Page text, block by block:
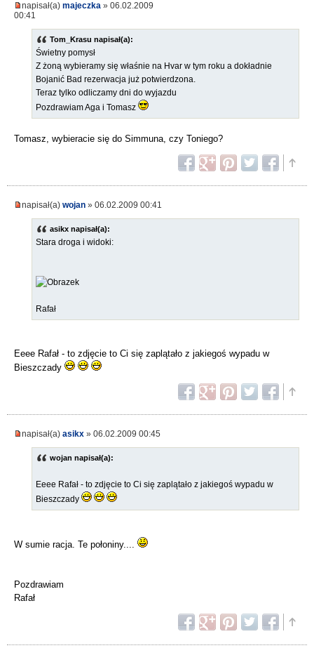
napisał(a) majeczka » 06.02.2009
00:41
Tom_Krasu napisał(a):
Świetny pomysł
Z żoną wybieramy się właśnie na Hvar w tym roku a dokładnie
Bojanić Bad rezerwacja już potwierdzona.
Teraz tylko odliczamy dni do wyjazdu
Pozdrawiam Aga i Tomasz
Tomasz, wybieracie się do Simmuna, czy Toniego?
napisał(a) wojan » 06.02.2009 00:41
asikx napisał(a):
Stara droga i widoki:
Rafał
Eeee Rafał - to zdjęcie to Ci się zaplątało z jakiegoś wypadu w
Bieszczady
napisał(a) asikx » 06.02.2009 00:45
wojan napisał(a):
Eeee Rafał - to zdjęcie to Ci się zaplątało z jakiegoś wypadu w
Bieszczady
W sumie racja. Te połoniny....
Pozdrawiam
Rafał